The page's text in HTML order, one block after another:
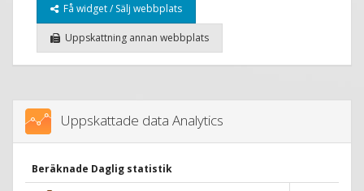
Få widget / Sälj webbplats
Uppskattning annan webbplats
Uppskattade data Analytics
Beräknade Daglig statistik